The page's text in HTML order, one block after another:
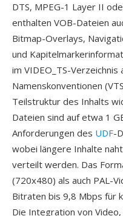
DTS, MPEG-1 Layer II
enthalten VOB-Dateien
Bitmap-Overlays,
und
im VIDEO_TS-
Namenskonventionen
Teilstruktur des Inhalts
Dateien sind auf etwa 1
Anforderungen des UDF-
wobei längere Inhalte
verteilt werden. Das
(720x480) als auch PAL-
Bitraten bis 9,8 Mbps für
Die Integration von